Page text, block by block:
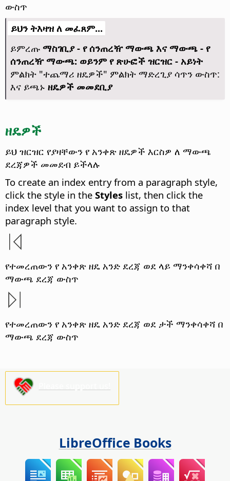
ውስጥ
ይህን ትእዛዝ ለ መፈጸም...
ይምረጡ ማስገቢያ - የ ሰንጠረዥ ማውጫ እና ማውጫ - የ
ሰንጠረዥ ማውጫ: ወይንም የ ጽሁፎች ዝርዝር - አይነት
ምልክት "ተጨማሪ ዘዴዎች" ምልክት ማድረጊያ ሳጥን ውስጥ:
እና ይጫኑ ዘዴዎች መመደቢያ
ዘዴዎች
ይህ ዝርዝር የያዛቸውን የ አንቀጽ ዘዴዎች እርስዎ ለ ማውጫ
ደረጃዎች መመደብ ይችላሉ
To create an index entry from a paragraph style,
click the style in the Styles list, then click the
index level that you want to assign to that
paragraph style.
የተመረጠውን የ አንቀጽ ዘዴ አንድ ደረጃ ወደ ላይ ማንቀሳቀሻ በ
ማውጫ ደረጃ ውስጥ
የተመረጠውን የ አንቀጽ ዘዴ አንድ ደረጃ ወደ ታች ማንቀሳቀሻ በ
ማውጫ ደረጃ ውስጥ
LibreOffice Books